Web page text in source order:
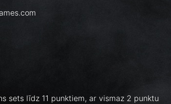
sets līdz 11 punktiem, ar vismaz 2 punktu